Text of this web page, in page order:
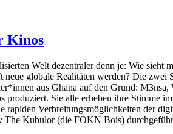
Kinos
Welt dezentraler denn je: Wie
globale Realitäten werden? Die
aus Ghana auf den Grund:
produziert. Sie alle erheben ihre
Verbreitungsmöglichkeiten der
The Kubulor (die FOKN Bois)